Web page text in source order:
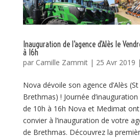
Inauguration de l’agence d’Alès le
à 16h
par Camille Zammit| 25 Avr 2019 |
Nova dévoile son agence d’Alès
Brethmas) ! Journée
de 10h à 16h Nova et Medimat
convier à l’inauguration de votre
de Brethmas. Découvrez la